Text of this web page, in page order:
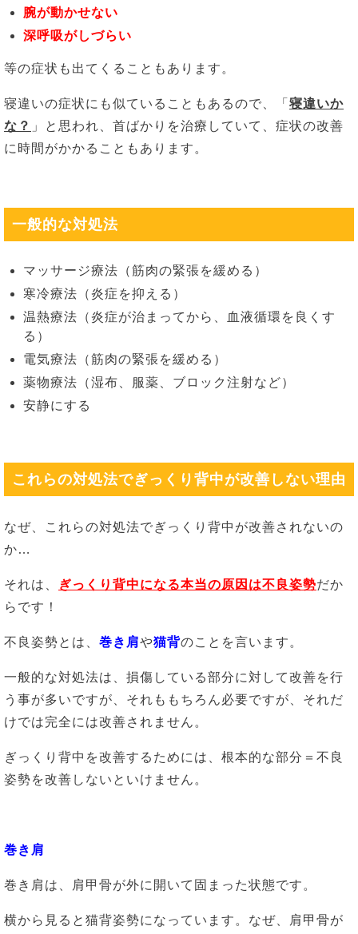
腕が動かせない
深呼吸がしづらい
等の症状も出てくることもあります。
寝違いの症状にも似ていることもあるので、「 寝違いか
な？ 」と思われ、首ばかりを治療していて、症状の改善
に時間がかかることもあります。
一般的な対処法
マッサージ療法（筋肉の緊張を緩める）
寒冷療法（炎症を抑える）
温熱療法（炎症が治まってから、血液循環を良くす
る）
電気療法（筋肉の緊張を緩める）
薬物療法（湿布、服薬、ブロック注射など）
安静にする
これらの対処法でぎっくり背中が改善しない理由
なぜ、これらの対処法でぎっくり背中が改善されないの
か…
それは、 ぎっくり背中になる本当の原因は不良姿勢だか
らです！
不良姿勢とは、 巻き肩や猫背のことを言います。
一般的な対処法は、損傷している部分に対して改善を行
う事が多いですが、それももちろん必要ですが、それだ
けでは完全には改善されません。
ぎっくり背中を改善するためには、根本的な部分＝不良
姿勢を改善しないといけません。
巻き肩
巻き肩は、肩甲骨が外に開いて固まった状態です。
横から見ると猫背姿勢になっています。なぜ、肩甲骨が